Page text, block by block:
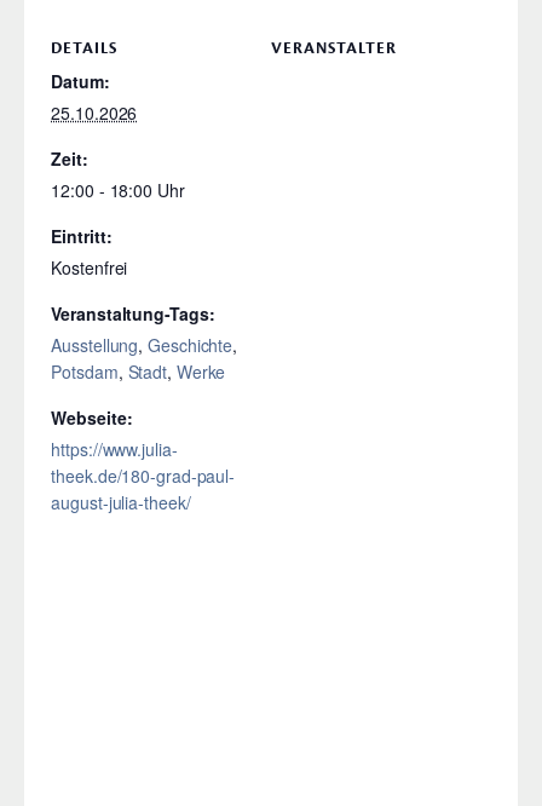
DETAILS
Datum:
25.10.2026
Zeit:
12:00 - 18:00
Eintritt:
Kostenfrei
Veranstaltung-Tags:
Ausstellung,Geschichte,
Potsdam, Stadt, Werke
Webseite:
https://www.julia-
theek.de/180-grad-paul-
august-julia-theek/
VERANSTALTER